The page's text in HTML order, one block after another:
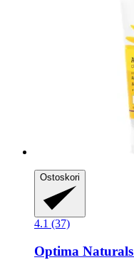
Ostoskori
4.1 (37)
Optima Naturals